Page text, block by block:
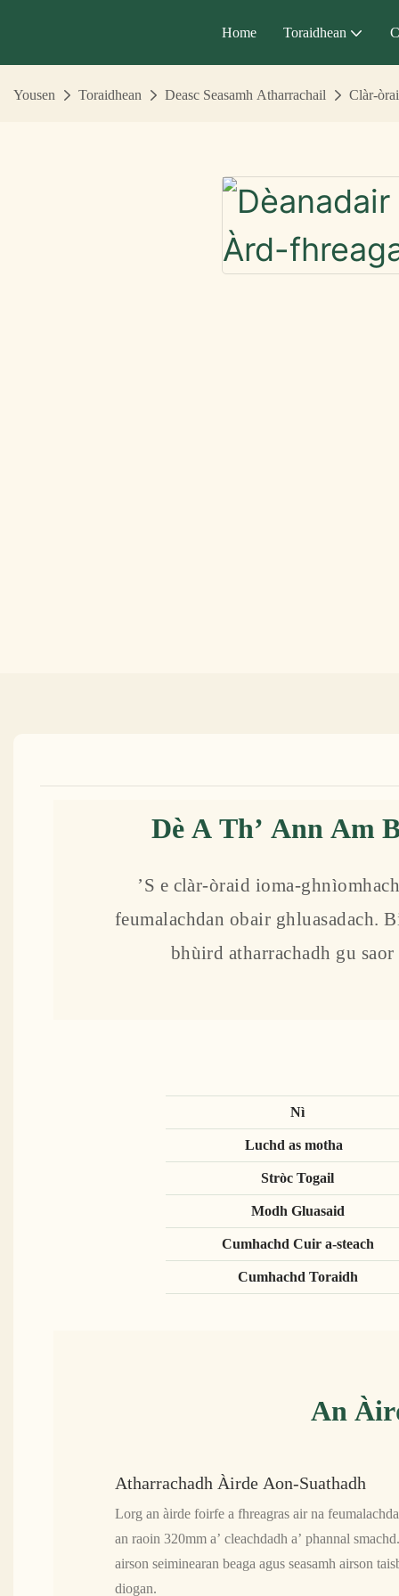
Home Toraidhean
Yousen Toraidhean Deasc Seasamh Atharrachail Clàr-
Dè A Th’ Ann Am
’S e clàr-òraid ioma-
feumalachdan obair ghluasadach.
bhùird atharrachadh gu
Nì
Luchd as motha
Stròc Togail
Modh Gluasaid
Cumhachd Cuir a-steach
Cumhachd Toraidh
An
Atharrachadh Àirde Aon-Suathadh
Lorg an àirde foirfe a fhreagras air na
an raoin 320mm a’ cleachdadh a’ phannal
airson seiminearan beaga agus seasamh airson
diogan.